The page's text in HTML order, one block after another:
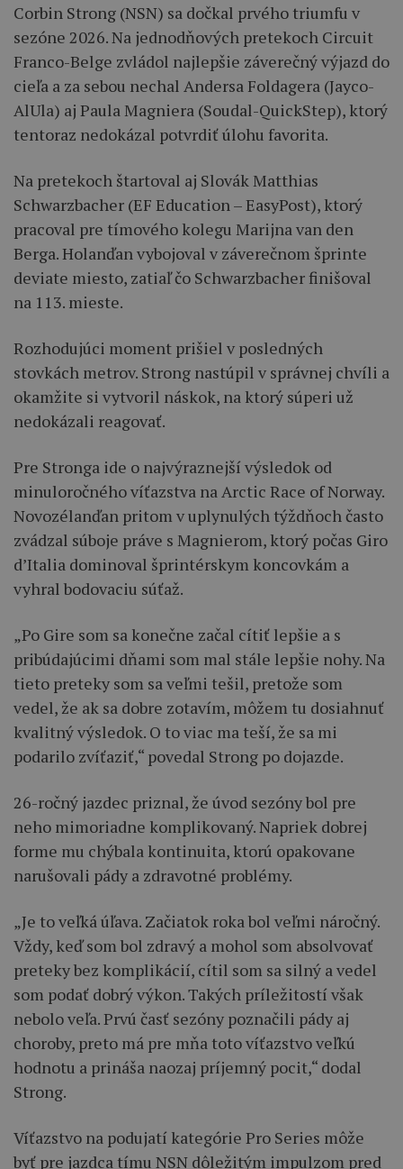
Corbin Strong (NSN) sa dočkal prvého triumfu v
sezóne 2026. Na jednodňových pretekoch Circuit
Franco-Belge zvládol najlepšie záverečný výjazd do
cieľa a za sebou nechal Andersa Foldagera (Jayco-
AlUla) aj Paula Magniera (Soudal-QuickStep), ktorý
tentoraz nedokázal potvrdiť úlohu favorita.
Na pretekoch štartoval aj Slovák Matthias
Schwarzbacher (EF Education – EasyPost), ktorý
pracoval pre tímového kolegu Marijna van den
Berga. Holanďan vybojoval v záverečnom šprinte
deviate miesto, zatiaľ čo Schwarzbacher finišoval
na 113. mieste.
Rozhodujúci moment prišiel v posledných
stovkách metrov. Strong nastúpil v správnej chvíli a
okamžite si vytvoril náskok, na ktorý súperi už
nedokázali reagovať.
Pre Stronga ide o najvýraznejší výsledok od
minuloročného víťazstva na Arctic Race of Norway.
Novozélanďan pritom v uplynulých týždňoch často
zvádzal súboje práve s Magnierom, ktorý počas Giro
d’Italia dominoval šprintérskym koncovkám a
vyhral bodovaciu súťaž.
„Po Gire som sa konečne začal cítiť lepšie a s
pribúdajúcimi dňami som mal stále lepšie nohy. Na
tieto preteky som sa veľmi tešil, pretože som
vedel, že ak sa dobre zotavím, môžem tu dosiahnuť
kvalitný výsledok. O to viac ma teší, že sa mi
podarilo zvíťaziť,“ povedal Strong po dojazde.
26-ročný jazdec priznal, že úvod sezóny bol pre
neho mimoriadne komplikovaný. Napriek dobrej
forme mu chýbala kontinuita, ktorú opakovane
narušovali pády a zdravotné problémy.
„Je to veľká úľava. Začiatok roka bol veľmi náročný.
Vždy, keď som bol zdravý a mohol som absolvovať
preteky bez komplikácií, cítil som sa silný a vedel
som podať dobrý výkon. Takých príležitostí však
nebolo veľa. Prvú časť sezóny poznačili pády aj
choroby, preto má pre mňa toto víťazstvo veľkú
hodnotu a prináša naozaj príjemný pocit,“ dodal
Strong.
Víťazstvo na podujatí kategórie Pro Series môže
byť pre jazdca tímu NSN dôležitým impulzom pred